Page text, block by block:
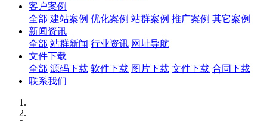
客户案例
全部 建站案例 优化案例 站群案例 推广案例 其它案例
新闻资讯
全部 站群新闻 行业资讯 网址导航
文件下载
全部 源码下载 软件下载 图片下载 文件下载 合同下载
联系我们